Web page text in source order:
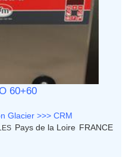
60+60
Glacier >>> CRM
Pays de la Loire FRANCE